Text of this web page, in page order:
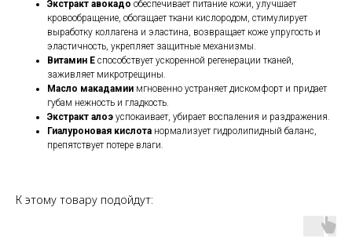
Экстракт авокадо обеспечивает питание кожи, улучшает
кровообращение, обогащает ткани кислородом, стимулирует
выработку коллагена и эластина, возвращает коже упругость и
эластичность, укрепляет защитные механизмы.
Витамин Е способствует ускоренной регенерации тканей,
заживляет микротрещины.
Масло макадамии мгновенно устраняет дискомфорт и придает
губам нежность и гладкость.
Экстракт алоэ успокаивает, убирает воспаления и раздражения.
Гиалуроновая кислота нормализует гидролипидный баланс,
препятствует потере влаги.
К этому товару подойдут: